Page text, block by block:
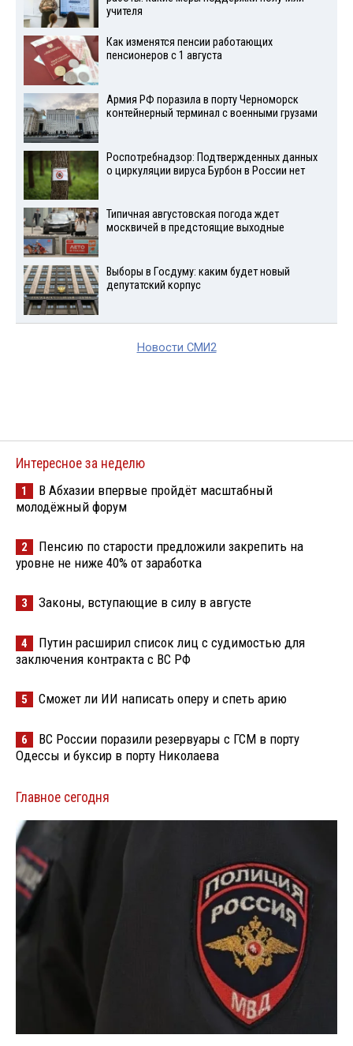
учителя
Как изменятся пенсии работающих
пенсионеров с 1 августа
Армия РФ поразила в порту Черноморск
контейнерный терминал с военными грузами
Роспотребнадзор: Подтвержденных данных
о циркуляции вируса Бурбон в России нет
Типичная августовская погода ждет
москвичей в предстоящие выходные
Выборы в Госдуму: каким будет новый
депутатский корпус
Новости СМИ2
Интересное за неделю
1
В Абхазии впервые пройдёт масштабный
молодёжный форум
2
Пенсию по старости предложили закрепить на
уровне не ниже 40% от заработка
3 Законы, вступающие в силу в августе
4
Путин расширил список лиц с судимостью для
заключения контракта с ВС РФ
5 Сможет ли ИИ написать оперу и спеть арию
6
ВС России поразили резервуары с ГСМ в порту
Одессы и буксир в порту Николаева
Главное сегодня